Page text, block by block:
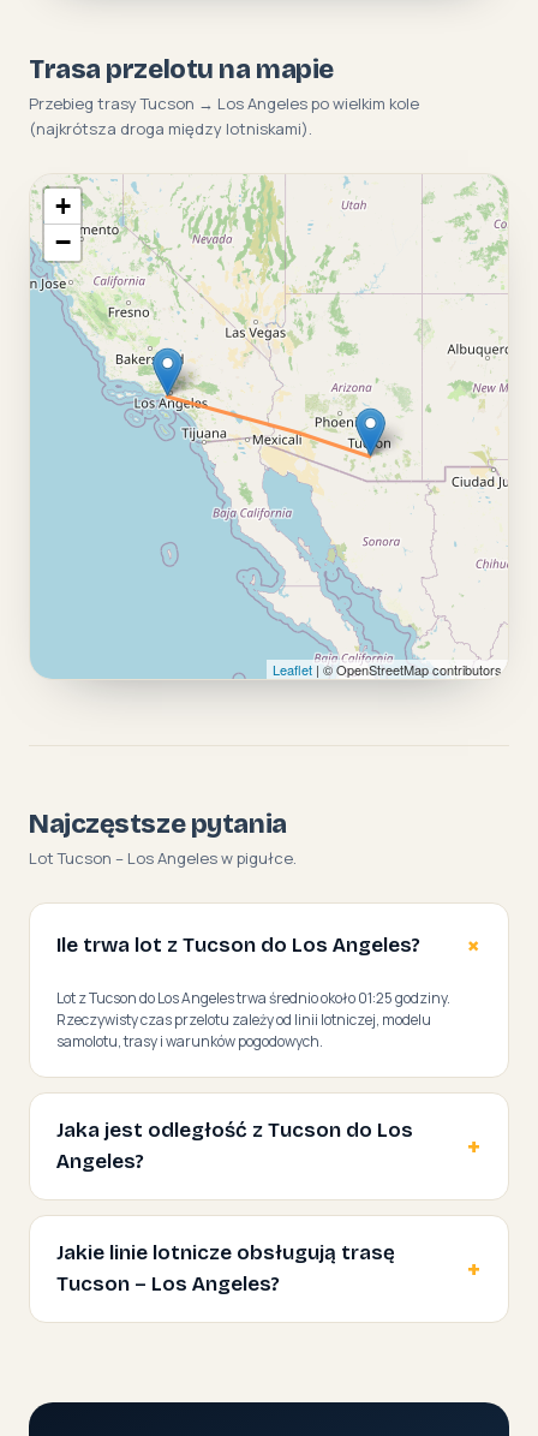
Trasa przelotu na mapie
Przebieg trasy Tucson → Los Angeles po wielkim kole
(najkrótsza droga między lotniskami).
+
−
Leaflet| © OpenStreetMap contributors
Najczęstsze pytania
Lot Tucson – Los Angeles w pigułce.
Ile trwa lot z Tucson do Los Angeles?
Lot z Tucson do Los Angeles trwa średnio około 01:25 godziny.
Rzeczywisty czas przelotu zależy od linii lotniczej, modelu
samolotu, trasy i warunków pogodowych.
Jaka jest odległość z Tucson do Los
Angeles?
Jakie linie lotnicze obsługują trasę
Tucson – Los Angeles?